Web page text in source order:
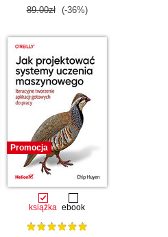
89.00zł (-36%)
Promocja
książka ebook